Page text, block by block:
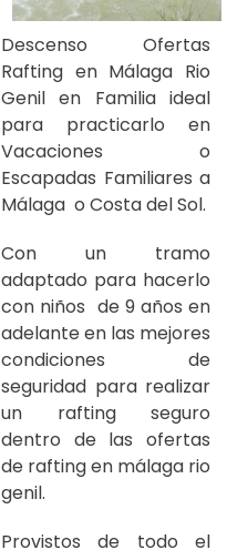
Descenso Ofertas
Rafting en Málaga Rio
Genil en Familia ideal
para practicarlo en
Vacaciones o
Escapadas Familiares a
Málaga o Costa del Sol.
Con un tramo
adaptado para hacerlo
con niños de 9 años en
adelante en las mejores
condiciones de
seguridad para realizar
un rafting seguro
dentro de las ofertas
de rafting en málaga rio
genil.
Provistos de todo el